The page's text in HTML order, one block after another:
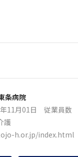
条病院
11月01日 従業員
護
h.or.jp/index.html